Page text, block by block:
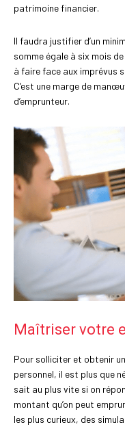
patrimoine financier.
Il faudra justifier d’un
somme égale à six mois
à faire face aux imprévus
C’est une marge de
d’emprunteur.
Maîtriser votre
Pour solliciter et obtenir
personnel, il est plus que
sait au plus vite si on
montant qu’on peut
les plus curieux, des